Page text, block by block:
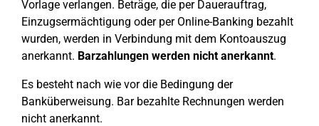
Vorlage verlangen. Beträge, die per Dauerauftrag,
Einzugsermächtigung oder per Online-Banking bezahlt
wurden, werden in Verbindung mit dem Kontoauszug
anerkannt. Barzahlungen werden nicht anerkannt.
Es besteht nach wie vor die Bedingung der
Banküberweisung. Bar bezahlte Rechnungen werden
nicht anerkannt.